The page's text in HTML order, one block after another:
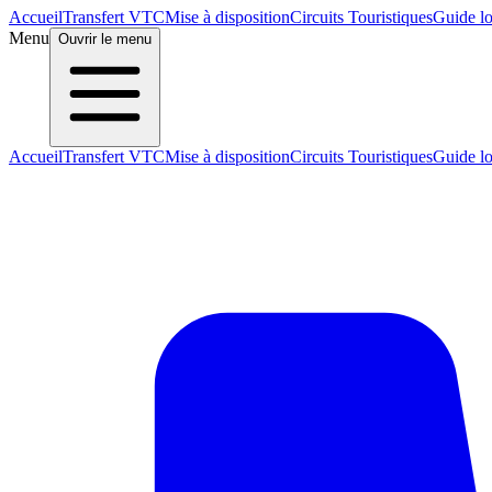
AccueilTransfert VTCMise à dispositionCircuits TouristiquesGuide
Menu Ouvrir le menu
AccueilTransfert VTCMise à dispositionCircuits TouristiquesGuide